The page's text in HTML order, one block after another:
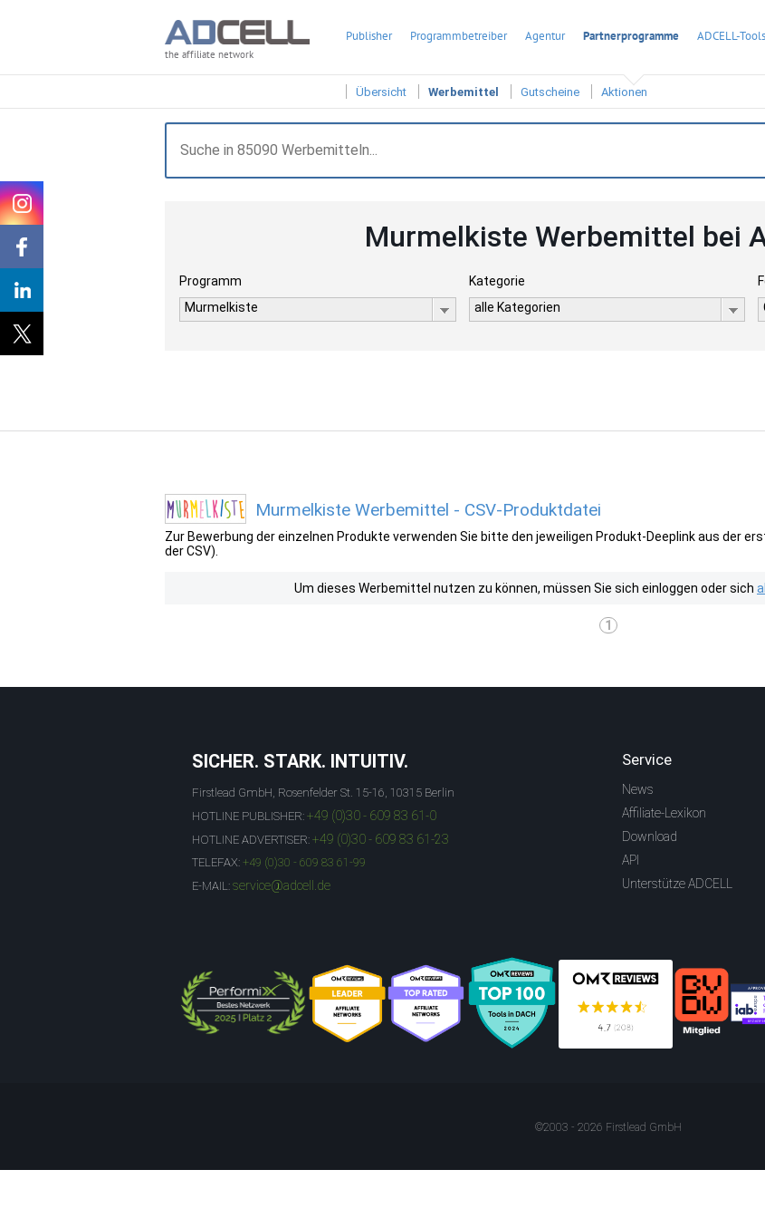
the affiliate network
Publisher Programmbetreiber Agentur Partnerprogramme ADCELL-Tools
Übersicht Werbemittel Gutscheine Aktionen
Murmelkiste Werbemittel bei
Programm
Murmelkiste
Kategorie
alle Kategorien
Murmelkiste Werbemittel - CSV-Produktdatei
Zur Bewerbung der einzelnen Produkte verwenden Sie bitte den jeweiligen Produkt-Deeplink aus der
der CSV).
Um dieses Werbemittel nutzen zu können, müssen Sie sich einloggen oder sich
1
SICHER. STARK. INTUITIV.
Firstlead GmbH, Rosenfelder St. 15-16, 10315 Berlin
HOTLINE PUBLISHER: +49 (0)30 - 609 83 61-0
HOTLINE ADVERTISER: +49 (0)30 - 609 83 61-23
TELEFAX: +49 (0)30 - 609 83 61-99
E-MAIL: service@adcell.de
Service
News
Affiliate-Lexikon
Download
API
Unterstütze ADCELL
©2003 - 2026 Firstlead GmbH